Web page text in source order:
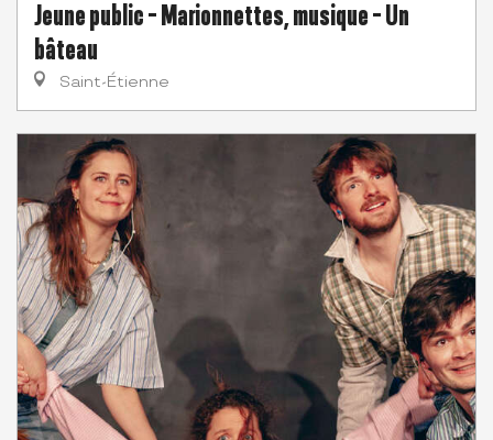
Jeune public - Marionnettes, musique - Un
bâteau
Saint-Étienne